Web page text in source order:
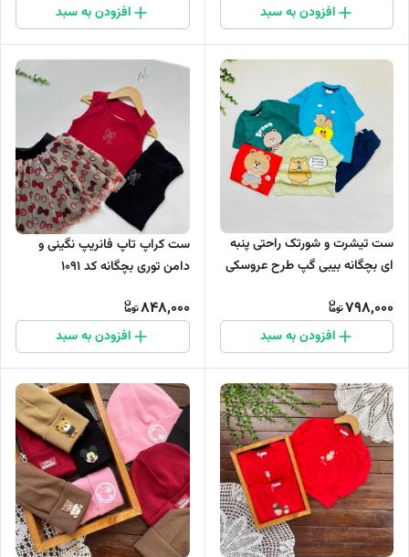
افزودن به سبد افزودن به سبد
ست تیشرت و شورتک راحتی پنبه
ای بچگانه بیبی گپ طرح عروسکی
798,000
افزودن به سبد
ست کراپ تاپ فانریپ نگینی و
دامن توری بچگانه کد 1091
848,000
افزودن به سبد